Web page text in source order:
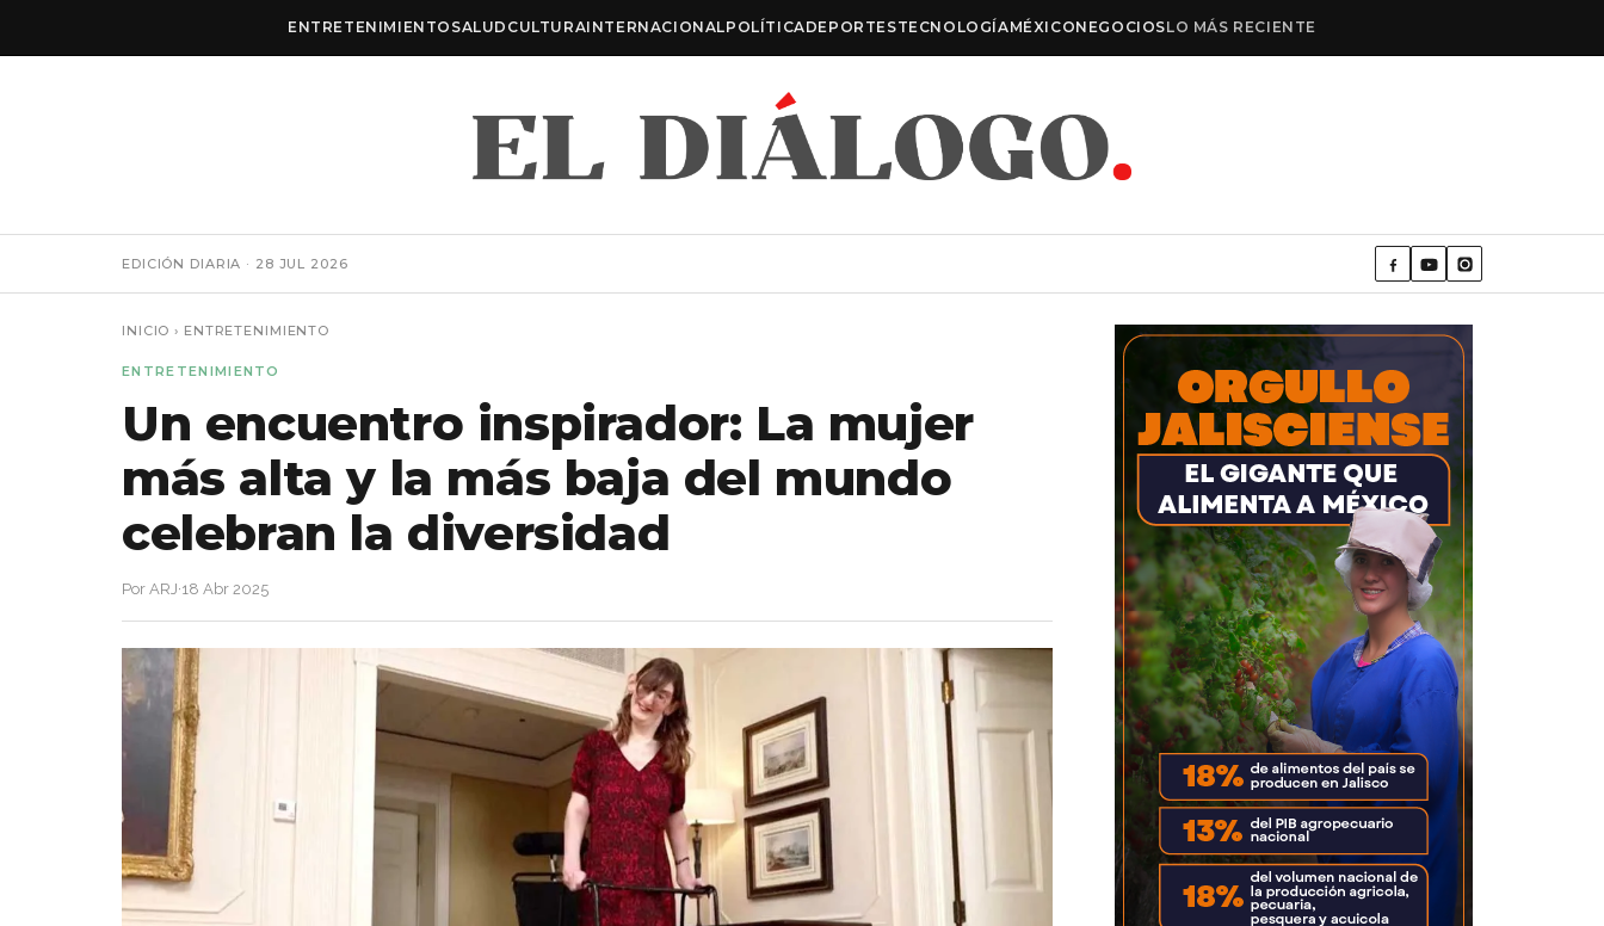
ENTRETENIMIENTO SALUD CULTURAINTERNACIONALPOLÍTICADEPORTESTECNOLOGÍAMÉXICONEGOCIOSLO MÁS RECIENTE
EDICIÓN DIARIA · 28 JUL 2026
INICIO › ENTRETENIMIENTO
ENTRETENIMIENTO
Un encuentro inspirador: La mujer
más alta y la más baja del mundo
celebran la diversidad
Por ARJ·18 Abr 2025